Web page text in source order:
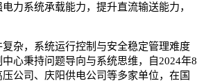
力系统承载能力，提升直流输送能力，
杂，系统运行控制与安全稳定管理难度
心秉持问题导向与系统思维，自2024年8
公司、庆阳供电公司等多家单位，在国